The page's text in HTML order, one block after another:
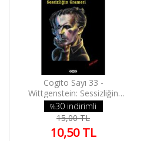
Cogito Sayı 33 -
Wittgenstein: Sessizliğin
Grameri
%30 indirimli
15,00 TL
10,50 TL